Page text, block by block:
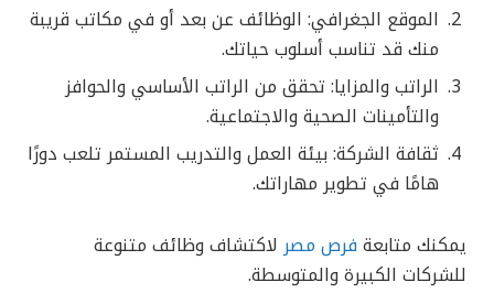
الموقع الجغرافي: الوظائف عن بعد أو في مكاتب قريبة
منك قد تناسب أسلوب حياتك.
الراتب والمزايا: تحقق من الراتب الأساسي والحوافز
والتأمينات الصحية والاجتماعية.
ثقافة الشركة: بيئة العمل والتدريب المستمر تلعب دورًا
هامًا في تطوير مهاراتك.
يمكنك متابعة فرص مصر لاكتشاف وظائف متنوعة
للشركات الكبيرة والمتوسطة.